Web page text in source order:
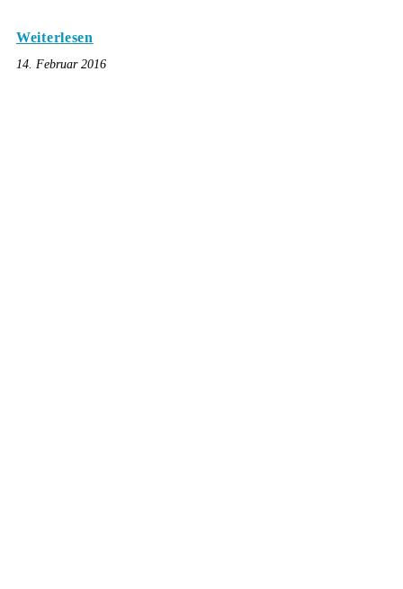
Weiterlesen
14. Februar 2016